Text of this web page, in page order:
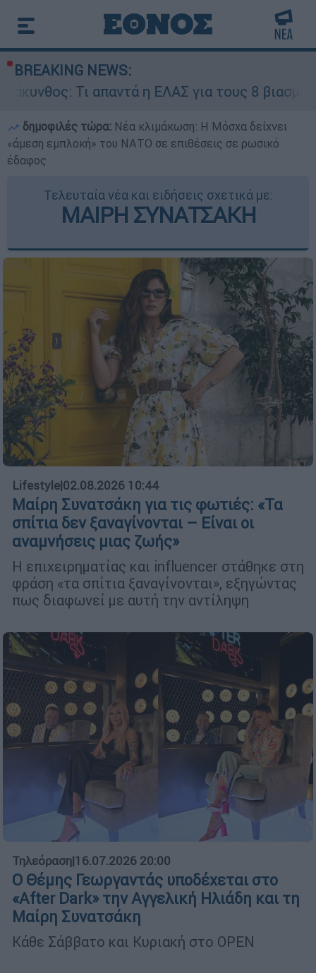
BREAKING NEWS:
η ΕΛΑΣ για τους 8 βιασμούς
δημοφιλές τώρα: Νέα κλιμάκωση: Η Μόσχα δείχνει
«άμεση εμπλοκή» του ΝΑΤΟ σε επιθέσεις σε ρωσικό
έδαφος
Τελευταία νέα και ειδήσεις σχετικά με:
ΜΑΙΡΗ ΣΥΝΑΤΣΑΚΗ
Lifestyle|02.08.2026 10:44
Μαίρη Συνατσάκη για τις φωτιές: «Τα
σπίτια δεν ξαναγίνονται – Είναι οι
αναμνήσεις μιας ζωής»
Η επιχειρηματίας και influencer στάθηκε στη
φράση «τα σπίτια ξαναγίνονται», εξηγώντας
πως διαφωνεί με αυτή την αντίληψη
Τηλεόραση|16.07.2026 20:00
Ο Θέμης Γεωργαντάς υποδέχεται στο
«After Dark» την Αγγελική Ηλιάδη και τη
Μαίρη Συνατσάκη
Κάθε Σάββατο και Κυριακή στο OPEN